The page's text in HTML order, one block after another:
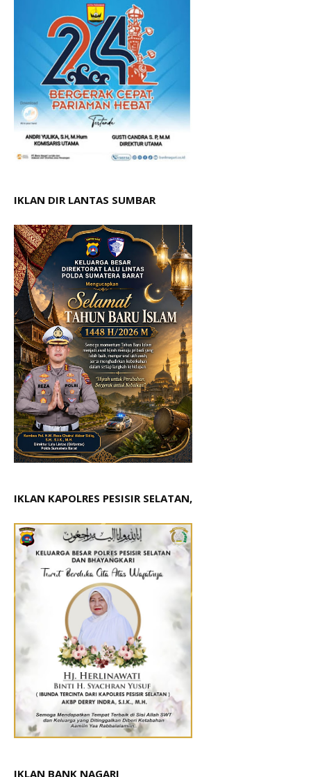
IKLAN DIR LANTAS SUMBAR
IKLAN KAPOLRES PESISIR SELATAN,
IKLAN BANK NAGARI